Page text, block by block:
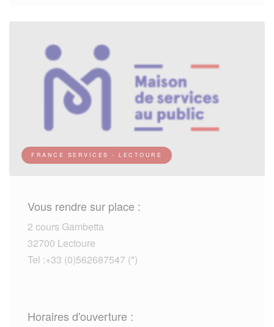
FRANCE SERVICES - LECTOURE
Vous rendre sur place :
2 cours Gambetta
32700 Lectoure
Tel :+33 (0)562687547 (*)
Horaires d'ouverture :